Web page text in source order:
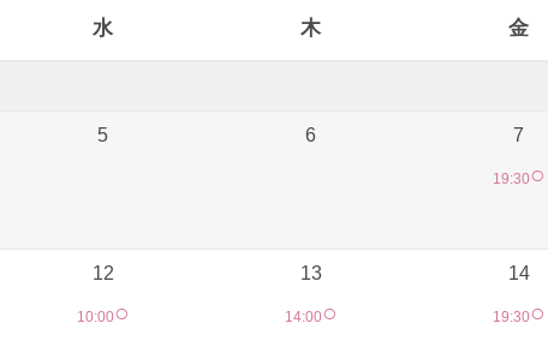
水 木 金
5 6 7
19:30○
12
10:00○
13
14:00○
14
19:30○